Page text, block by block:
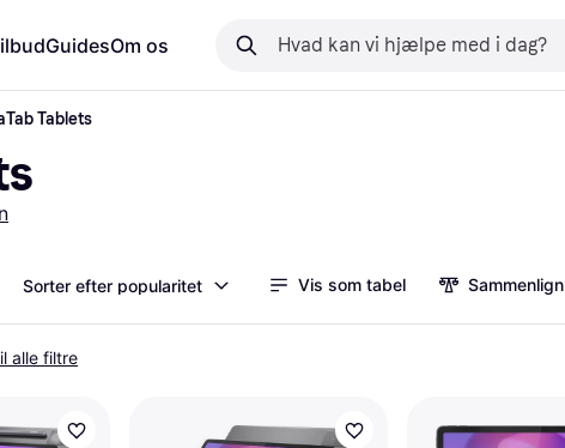
GuidesOm os
Tablets
Sorter efter popularitet Vis som tabel
alle filtre